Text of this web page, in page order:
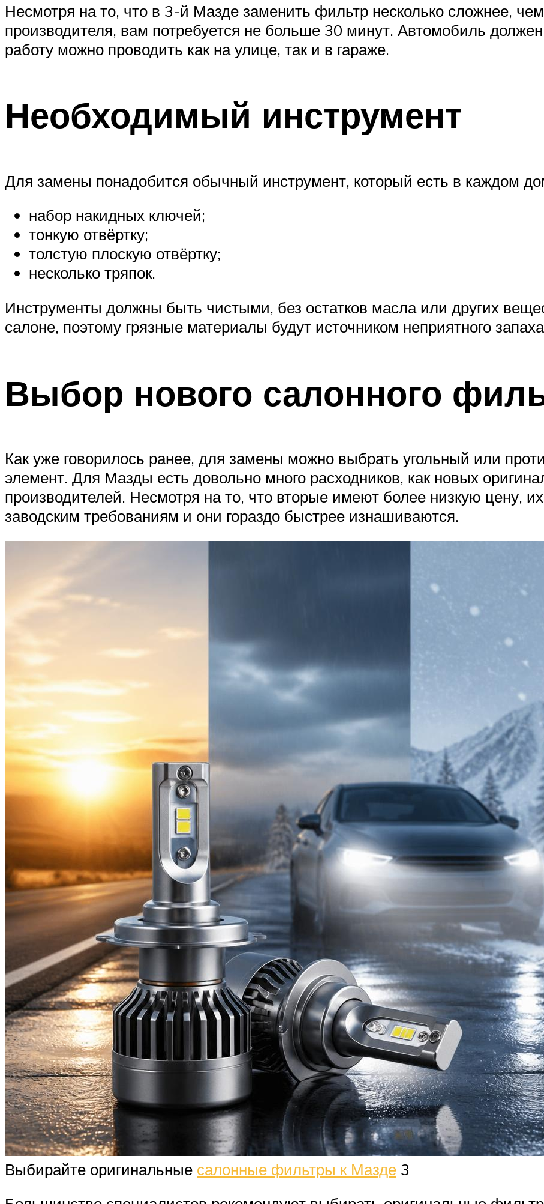
Несмотря на то, что в 3-й Мазде заменить фильтр несколько сложнее,
производителя, вам потребуется не больше 30 минут. Автомобиль
работу можно проводить как на улице, так и в гараже.
Необходимый инструмент
Для замены понадобится обычный инструмент, который есть в каждом
набор накидных ключей;
тонкую отвёртку;
толстую плоскую отвёртку;
несколько тряпок.
Инструменты должны быть чистыми, без остатков масла или других
салоне, поэтому грязные материалы будут источником неприятного
Выбор нового салонного
Как уже говорилось ранее, для замены можно выбрать угольный или
элемент. Для Мазды есть довольно много расходников, как новых
производителей. Несмотря на то, что вторые имеют более низкую цену, их
заводским требованиям и они гораздо быстрее изнашиваются.
Выбирайте оригинальные салонные фильтры к Мазде 3